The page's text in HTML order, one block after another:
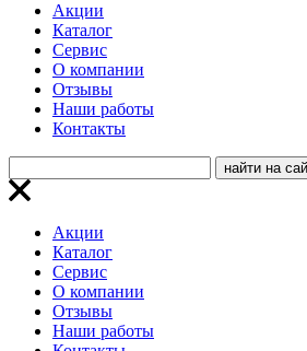
Акции
Каталог
Сервис
О компании
Отзывы
Наши работы
Контакты
Акции
Каталог
Сервис
О компании
Отзывы
Наши работы